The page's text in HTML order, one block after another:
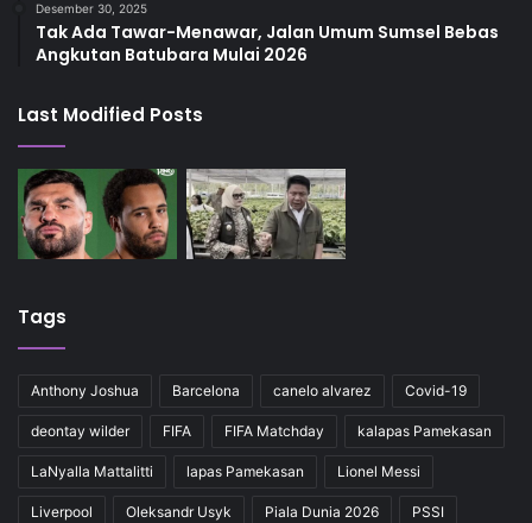
Desember 30, 2025
Tak Ada Tawar-Menawar, Jalan Umum Sumsel Bebas
Angkutan Batubara Mulai 2026
Last Modified Posts
Tags
Anthony Joshua Barcelona canelo alvarez Covid-19
deontay wilder FIFA FIFA Matchday kalapas Pamekasan
LaNyalla Mattalitti lapas Pamekasan Lionel Messi
Liverpool Oleksandr Usyk Piala Dunia 2026 PSSI